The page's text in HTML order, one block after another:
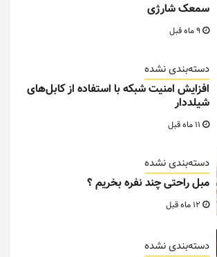
سمعک شارژی
دسته‌بندی نشده
افزایش امنیت شبکه با استفاده از کابل‌های
شیلددار
دسته‌بندی نشده
مبل راحتی چند نفره بخریم ؟
دسته‌بندی نشده